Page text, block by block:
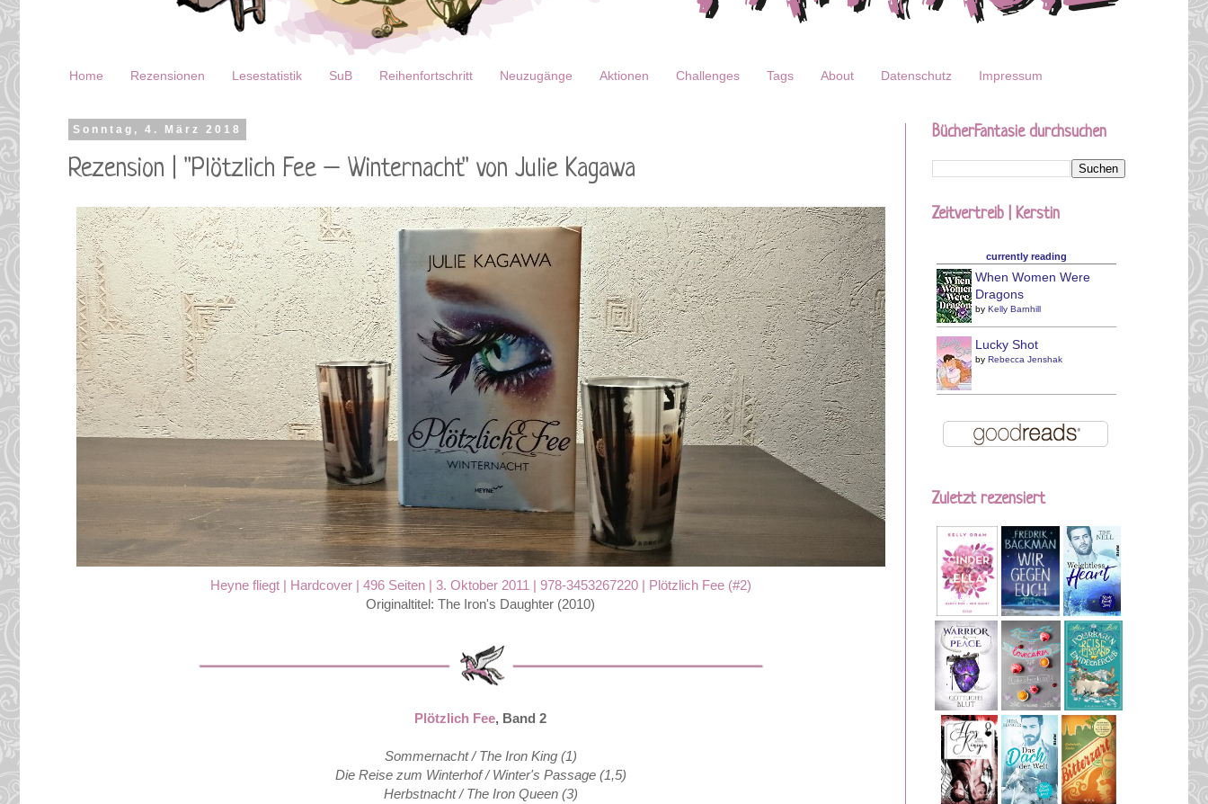
Home Rezensionen Lesestatistik SuB Reihenfortschritt Neuzugänge Aktionen Challenges Tags About Datenschutz Impressum
Sonntag, 4. März 2018
Rezension | "Plötzlich Fee – Winternacht" von Julie Kagawa
Heyne fliegt | Hardcover | 496 Seiten | 3. Oktober 2011 | 978-3453267220 | Plötzlich Fee (#2)
Originaltitel: The Iron's Daughter (2010)
Plötzlich Fee, Band 2
Sommernacht / The Iron King (1)
Die Reise zum Winterhof / Winter's Passage (1,5)
Herbstnacht / The Iron Queen (3)
BücherFantasie durchsuchen
Zeitvertreib | Kerstin
currently reading
When Women Were
Dragons
by Kelly Barnhill
Lucky Shot
by Rebecca Jenshak
Zuletzt rezensiert